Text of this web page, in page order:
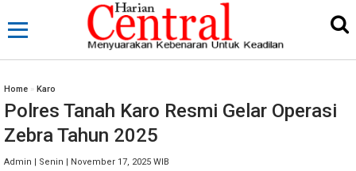
Home » Karo
Polres Tanah Karo Resmi Gelar Operasi
Zebra Tahun 2025
Admin | Senin | November 17, 2025 WIB